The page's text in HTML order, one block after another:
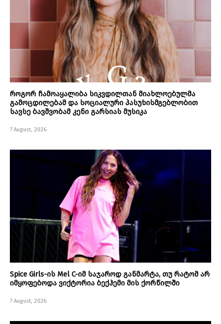
როგორ ჩამოაყალიბა სიკვდილთან მიახლოებულმა
გამოცდილებამ და სოციალური პასუხისმგებლობით
სავსე ბავშვობამ კენი გარსიას მუსიკა
7 August, 2026
Spice Girls-ის Mel C-იმ საჯაროდ განმარტა, თუ რატომ არ
იმყოფებოდა ვიქტორია ბექჰემი მის ქორწილში
7 August, 2026